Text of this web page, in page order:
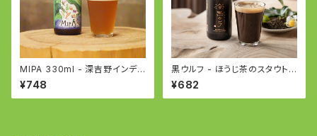
MIPA 330ml - 深吉野インディ
アペールエール - IPA
¥748
黒ウルフ - ほうじ茶のスタウト -
Stout with Roasted green t
ea
¥682